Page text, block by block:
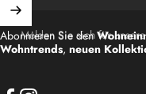
Melden Sie sich für
Abonnieren Sie den
Wohntrends, neuen